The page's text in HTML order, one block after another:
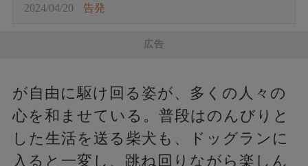
2024/04/20 告発
広告
が自由に駆け回る姿が、多くの人々の
心を和ませている。普段はのんびりと
した生活を送る柴犬も、ドッグランに
入ると一変し、跳ね回りながら楽しん